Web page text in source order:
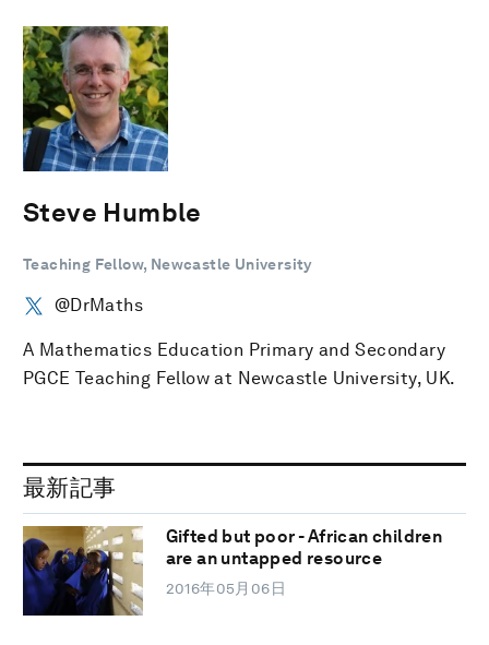
Steve Humble
Teaching Fellow, Newcastle University
@DrMaths
A Mathematics Education Primary and Secondary
PGCE Teaching Fellow at Newcastle University, UK.
最新記事
Gifted but poor - African children
are an untapped resource
2016年05月06日